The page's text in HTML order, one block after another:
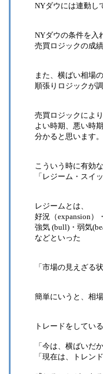
NYダウには連動し
NYダウの条件を入
売買ロジックの成
また、横ばい相場の
順張りロジックが
売買ロジックにより
よい時期、悪い時
分かると思います。
こういう時に有効
「レジーム・スイ
レジームとは、
好況（expansion）
強気 (bull)・弱気
などといった
「市場の見えざる
簡単にいうと、相
トレードをしている
「今は、横ばいだ
「現在は、トレン